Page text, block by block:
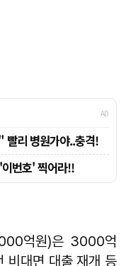
억원)은 3000억
비대면 대출 재개 등